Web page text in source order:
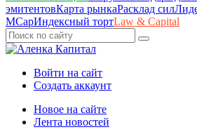
эмитентовКарта рынкаРасклад сил
MCapИндексный тортLaw & Capital
Войти на сайт
Создать аккаунт
Новое на сайте
Лента новостей